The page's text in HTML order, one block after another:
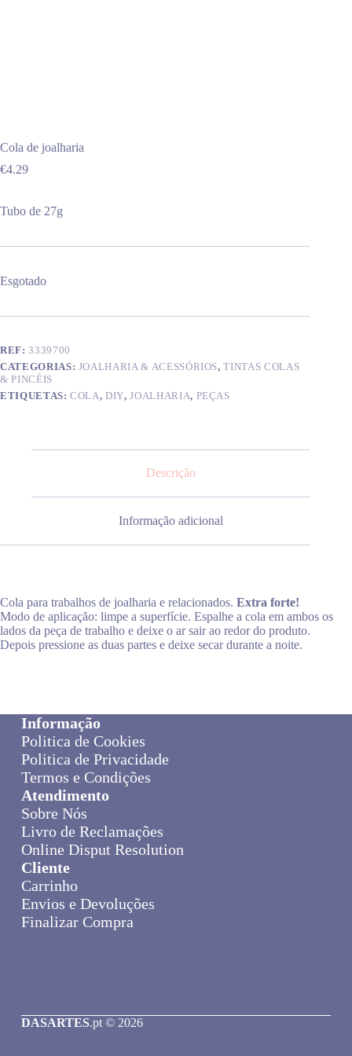
Cola de joalharia
€4.29
Tubo de 27g
Esgotado
REF:3339700
CATEGORIAS: JOALHARIA & ACESSÓRIOS,TINTAS COLAS
& PINCÉIS
ETIQUETAS:COLA,DIY,JOALHARIA, PEÇAS
Descrição
Informação adicional
Cola para trabalhos de joalharia e relacionados. Extra forte!
Modo de aplicação: limpe a superfície. Espalhe a cola em ambos os
lados da peça de trabalho e deixe o ar sair ao redor do produto.
Depois pressione as duas partes e deixe secar durante a noite.
Informação
Politica de Cookies
Politica de Privacidade
Termos e Condições
Atendimento
Sobre Nós
Livro de Reclamações
Online Disput Resolution
Cliente
Carrinho
Envios e Devoluções
Finalizar Compra
DASARTES.pt © 2026